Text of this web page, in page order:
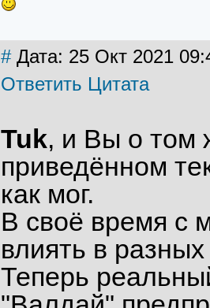
#Дата: 25 Окт 2021
Ответить Цитата
Tuk, и Вы о том
приведённом
как мог.
В своё время с
влиять в
Теперь